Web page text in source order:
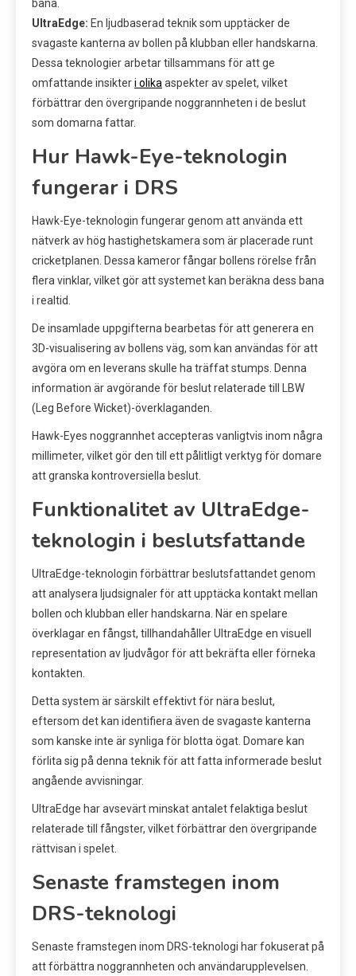
bana.
UltraEdge: En ljudbaserad teknik som upptäcker de
svagaste kanterna av bollen på klubban eller handskarna.
Dessa teknologier arbetar tillsammans för att ge
omfattande insikteri olikaaspekter av spelet, vilket
förbättrar den övergripande noggrannheten i de beslut
som domarna fattar.
Hur Hawk-Eye-teknologin
fungerar i DRS
Hawk-Eye-teknologin fungerar genom att använda ett
nätverk av hög hastighetskamera som är placerade runt
cricketplanen. Dessa kameror fångar bollens rörelse från
flera vinklar, vilket gör att systemet kan beräkna dess bana
i realtid.
De insamlade uppgifterna bearbetas för att generera en
3D-visualisering av bollens väg, som kan användas för att
avgöra om en leverans skulle ha träffat stumps. Denna
information är avgörande för beslut relaterade till LBW
(Leg Before Wicket)-överklaganden.
Hawk-Eyes noggrannhet accepteras vanligtvis inom några
millimeter, vilket gör den till ett pålitligt verktyg för domare
att granska kontroversiella beslut.
Funktionalitet av UltraEdge-
teknologin i beslutsfattande
UltraEdge-teknologin förbättrar beslutsfattandet genom
att analysera ljudsignaler för att upptäcka kontakt mellan
bollen och klubban eller handskarna. När en spelare
överklagar en fångst, tillhandahåller UltraEdge en visuell
representation av ljudvågor för att bekräfta eller förneka
kontakten.
Detta system är särskilt effektivt för nära beslut,
eftersom det kan identifiera även de svagaste kanterna
som kanske inte är synliga för blotta ögat. Domare kan
förlita sig på denna teknik för att fatta informerade beslut
angående avvisningar.
UltraEdge har avsevärt minskat antalet felaktiga beslut
relaterade till fångster, vilket förbättrar den övergripande
rättvisan i spelet.
Senaste framstegen inom
DRS-teknologi
Senaste framstegen inom DRS-teknologi har fokuserat på
att förbättra noggrannheten och användarupplevelsen.